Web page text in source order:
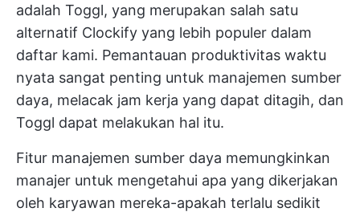
adalah Toggl, yang merupakan salah satu
alternatif Clockify yang lebih populer dalam
daftar kami. Pemantauan produktivitas waktu
nyata sangat penting untuk manajemen sumber
daya, melacak jam kerja yang dapat ditagih, dan
Toggl dapat melakukan hal itu.
Fitur manajemen sumber daya memungkinkan
manajer untuk mengetahui apa yang dikerjakan
oleh karyawan mereka-apakah terlalu sedikit